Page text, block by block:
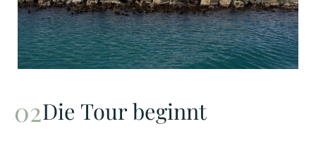
Die Tour beginnt